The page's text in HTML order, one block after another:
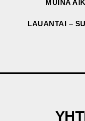
MUINA
LAUANTAI –